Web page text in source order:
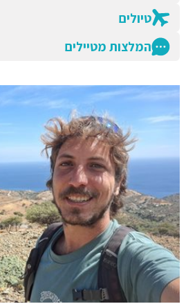
טיולים
המלצות מטיילים